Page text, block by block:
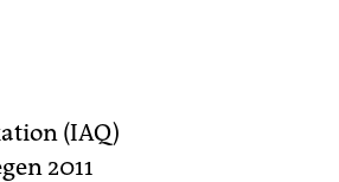
(IAQ)
2011